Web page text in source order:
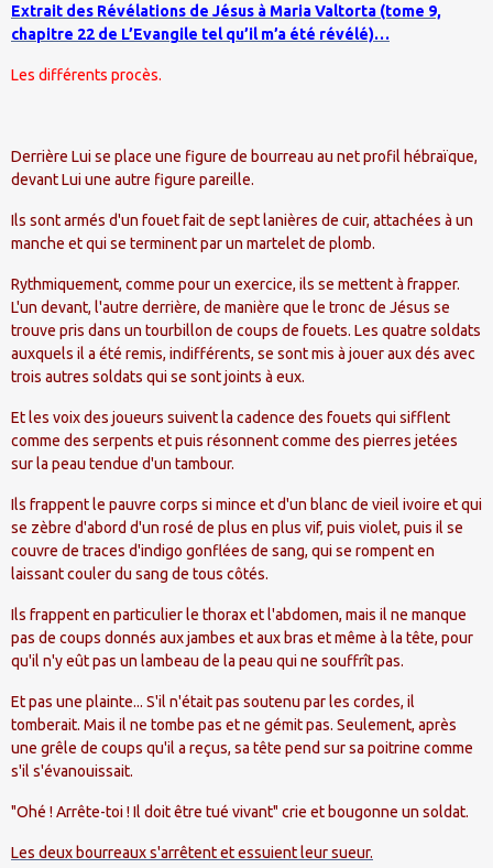
Extrait des Révélations de Jésus à Maria Valtorta (tome 9,
chapitre 22 de L’Evangile tel qu’il m’a été révélé)…
Les différents procès.
Derrière Lui se place une figure de bourreau au net profil hébraïque,
devant Lui une autre figure pareille.
Ils sont armés d'un fouet fait de sept lanières de cuir, attachées à un
manche et qui se terminent par un martelet de plomb.
Rythmiquement, comme pour un exercice, ils se mettent à frapper.
L'un devant, l'autre derrière, de manière que le tronc de Jésus se
trouve pris dans un tourbillon de coups de fouets. Les quatre soldats
auxquels il a été remis, indifférents, se sont mis à jouer aux dés avec
trois autres soldats qui se sont joints à eux.
Et les voix des joueurs suivent la cadence des fouets qui sifflent
comme des serpents et puis résonnent comme des pierres jetées
sur la peau tendue d'un tambour.
Ils frappent le pauvre corps si mince et d'un blanc de vieil ivoire et qui
se zèbre d'abord d'un rosé de plus en plus vif, puis violet, puis il se
couvre de traces d'indigo gonflées de sang, qui se rompent en
laissant couler du sang de tous côtés.
Ils frappent en particulier le thorax et l'abdomen, mais il ne manque
pas de coups donnés aux jambes et aux bras et même à la tête, pour
qu'il n'y eût pas un lambeau de la peau qui ne souffrît pas.
Et pas une plainte... S'il n'était pas soutenu par les cordes, il
tomberait. Mais il ne tombe pas et ne gémit pas. Seulement, après
une grêle de coups qu'il a reçus, sa tête pend sur sa poitrine comme
s'il s'évanouissait.
"Ohé ! Arrête-toi ! Il doit être tué vivant" crie et bougonne un soldat.
Les deux bourreaux s'arrêtent et essuient leur sueur.